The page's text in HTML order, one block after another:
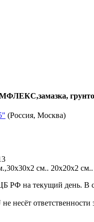
(Россия, Москва)
см.. 20х20х2
РФ на текущий день. В
несёт